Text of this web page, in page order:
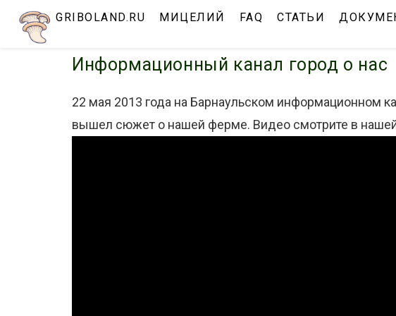
содержимому
GRIBOLAND.RU МИЦЕЛИЙ FAQ СТАТЬИ
Информационный канал город о нас
22 мая 2013 года на Барнаульском информационном
вышел сюжет о нашей ферме. Видео смотрите в нашей